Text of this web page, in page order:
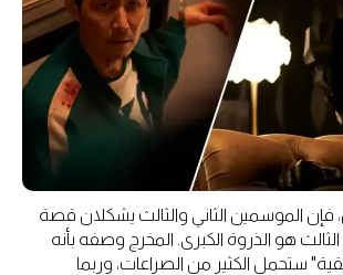
الموسمين الثاني والثالث يشكلان قصة
هو الذروة الكبرى. المخرج وصفه بأنه
ستحمل الكثير من الصراعات، وربما